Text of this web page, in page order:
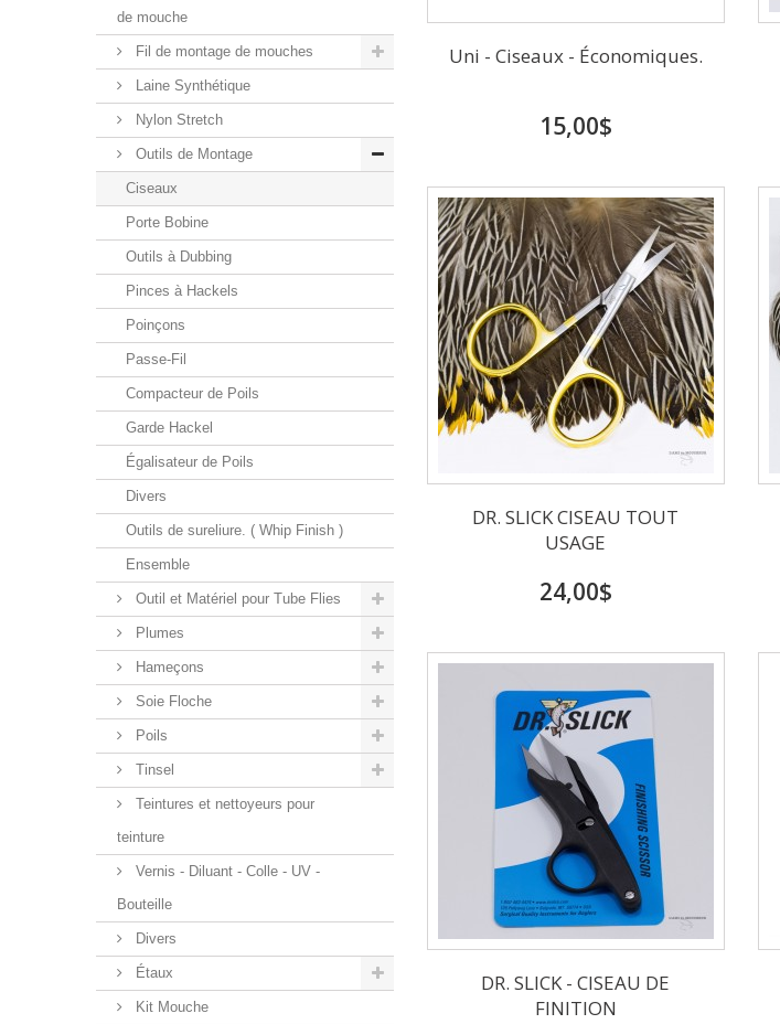
de mouche
Fil de montage de mouches
Laine Synthétique
Nylon Stretch
Outils de Montage
Ciseaux
Porte Bobine
Outils à Dubbing
Pinces à Hackels
Poinçons
Passe-Fil
Compacteur de Poils
Garde Hackel
Égalisateur de Poils
Divers
Outils de sureliure. ( Whip Finish )
Ensemble
Outil et Matériel pour Tube Flies
Plumes
Hameçons
Soie Floche
Poils
Tinsel
Teintures et nettoyeurs pour
teinture
Vernis - Diluant - Colle - UV -
Bouteille
Divers
Étaux
Kit Mouche
Uni - Ciseaux - Économiques.
15,00$
DR. SLICK CISEAU TOUT
USAGE
24,00$
DR. SLICK - CISEAU DE
FINITION